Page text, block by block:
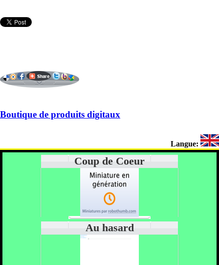
Boutique de produits digitaux
Langue:
Coup de Coeur
Au hasard